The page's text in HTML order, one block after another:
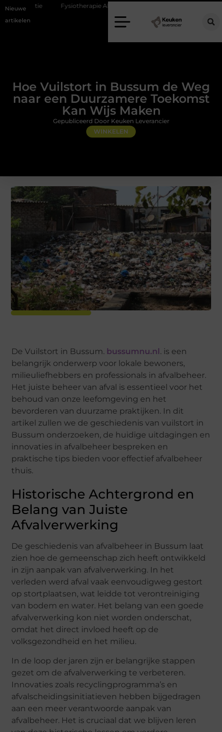
Nieuwe
artikelen
Fysiotherapie Alblasserdam: professionele begeleiding bij pijn en herstel
Hoe Vuilstort in Bussum de Weg
naar een Duurzamere Toekomst
Kan Wijs Maken
WINKELEN
Gepubliceerd Door Keuken Leverancier
De Vuilstort in Bussum. bussumnu.nl . is een
belangrijk onderwerp voor lokale bewoners,
milieuliefhebbers en professionals in afvalbeheer.
Het juiste beheer van afval is essentieel voor het
behoud van onze leefomgeving en het
bevorderen van duurzame praktijken. In dit
artikel zullen we de geschiedenis van vuilstort in
Bussum onderzoeken, de huidige uitdagingen en
innovaties in afvalbeheer bespreken en
praktische tips bieden voor effectief afvalbeheer
thuis.
Historische Achtergrond en
Belang van Juiste
Afvalverwerking
De geschiedenis van afvalbeheer in Bussum laat
zien hoe de gemeenschap zich heeft ontwikkeld
in zijn aanpak van afvalverwerking. In het
verleden werd afval vaak eenvoudigweg gestort
op stortplaatsen, wat leidde tot verontreiniging
van bodem en water. Het belang van een goede
afvalverwerking kon niet worden onderschat,
omdat het direct invloed heeft op de
volksgezondheid en het milieu.
In de loop der jaren zijn er belangrijke stappen
gezet om de afvalverwerking te verbeteren.
Innovaties zoals recyclingprogramma’s en
afvalscheidingsinitiatieven hebben bijgedragen
aan een meer verantwoorde aanpak van
afvalbeheer. Het is cruciaal dat we blijven leren